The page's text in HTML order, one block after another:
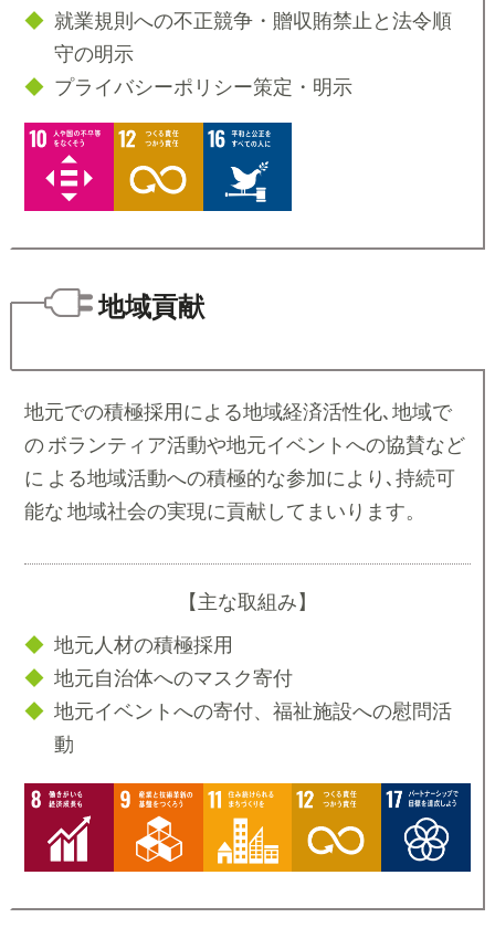
就業規則への不正競争・贈収賄禁止と法令順
守の明示
プライバシーポリシー策定・明示
地域貢献
地元での積極採用による地域経済活性化､地域で
の ボランティア活動や地元イベントへの協賛など
に よる地域活動への積極的な参加により､持続可
能な 地域社会の実現に貢献してまいります。
【主な取組み】
地元人材の積極採用
地元自治体へのマスク寄付
地元イベントへの寄付、福祉施設への慰問活
動